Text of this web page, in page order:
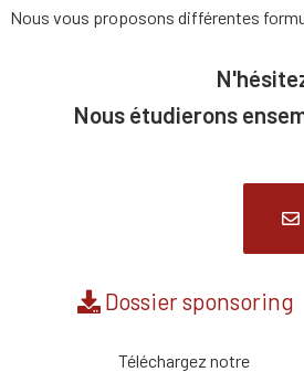
Nous vous proposons différentes
Nous étudierons
Dossier sponsoring
Téléchargez notre